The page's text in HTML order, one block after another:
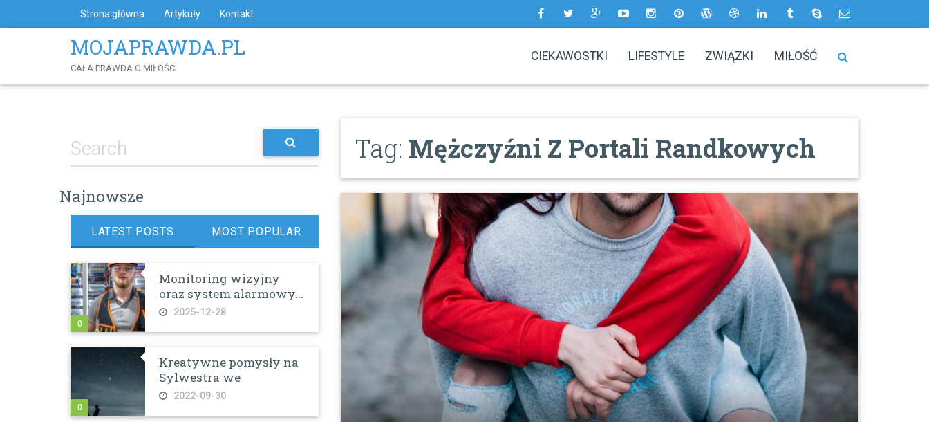
Strona główna Artykuły Kontakt
MOJAPRAWDA.PL
CAŁA PRAWDA O MIŁOŚCI
CIEKAWOSTKI LIFESTYLE ZWIĄZKI MIŁOŚĆ
Najnowsze
LATEST POSTS MOST POPULAR
Monitoring wizyjny
oraz system alarmowy...
2025-12-28
0
Kreatywne pomysły na
Sylwestra we
2022-09-30
0
Tag: Mężczyźni Z Portali Randkowych